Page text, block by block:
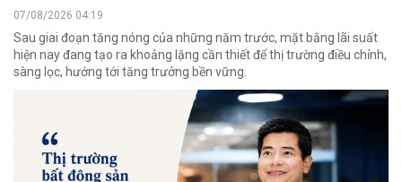
07/08/2026 04:19
Sau giai đoạn tăng nóng của những năm trước, mặt bằng lãi suất
hiện nay đang tạo ra khoảng lặng cần thiết để thị trường điều chỉnh,
sàng lọc, hướng tới tăng trưởng bền vững.